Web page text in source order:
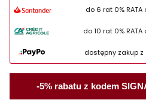
do 6 rat 0% RATA
do 10 rat 0% RATA
dostępny zakup
-5% rabatu z kodem